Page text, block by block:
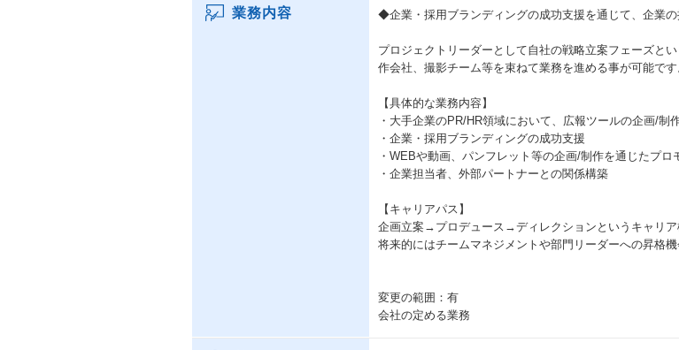
業務内容 ◆企業・採用ブランディングの成功支援を通じて、企業の
プロジェクトリーダーとして自社の戦略立案フェーズと
作会社、撮影チーム等を束ねて業務を進める事が可能です
【具体的な業務内容】
・大手企業のPR/HR領域において、広報ツールの企画/制
・企業・採用ブランディングの成功支援
・WEBや動画、パンフレット等の企画/制作を通じたプロ
・企業担当者、外部パートナーとの関係構築
【キャリアパス】
企画立案→プロデュース→ディレクションというキャリア
将来的にはチームマネジメントや部門リーダーへの昇格機
変更の範囲：有
会社の定める業務